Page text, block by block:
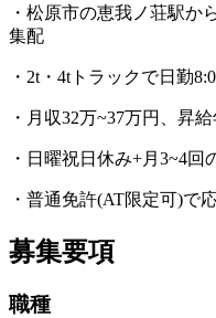
・松原市の恵我ノ荘駅か
集配
・2t・4tトラックで日勤
・月収32万~37万円、昇
・日曜祝日休み+月3~4回
・普通免許(AT限定可)で
募集要項
職種